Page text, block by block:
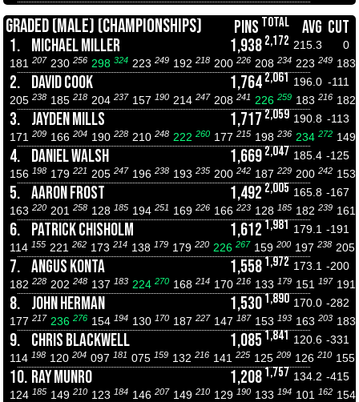
GRADED (MALE) (CHAMPIONSHIPS) PINS TOTAL AVG CUT
1. MICHAEL MILLER 1,938 2,172 215.3
0
181 207 230 256 298 324 223 249 192 218 200 226 208 234 223 249 183
2. DAVID COOK 1,7642,061 196.0 -111
205 238 185 218 204 237 157 190 214 247 208 241 226 259 183 216 182
3. JAYDEN MILLS 1,717 2,059 190.8 -113
171 209 166 204 190 228 210 248 222 260 177 215 198 236 234 272 149
4. DANIEL WALSH 1,6692,047 185.4 -125
156 198 179 221 205 247 196 238 193 235 200 242 187 229 200 242 153
5. AARON FROST 1,492 2,005 165.8 -167
163 220 201 258 128 185 194 251 169 226 166 223 128 185 182 239 161
6. PATRICK CHISHOLM 1,612 1,981 179.1 -191
114 155 221 262 173 214 138 179 179 220 226 267 159 200 197 238 205
7. ANGUS KONTA 1,5581,972 173.1 -200
182 228 202 248 137 183 224 270 168 214 170 216 133 179 151 197 191
8. JOHN HERMAN 1,5301,890 170.0 -282
177 217 236 276 154 194 130 170 187 227 147 187 153 193 163 203 183
9. CHRIS BLACKWELL 1,085 1,841 120.6 -331
114 198 120 204 097 181 075 159 132 216 141 225 125 209 126 210 155
10. RAY MUNRO 1,2081,757 134.2 -415
124 185 149 210 123 184 146 207 149 210 129 190 133 194 101 162 154